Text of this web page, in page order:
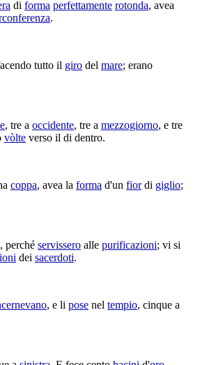
di forma perfettamente rotonda, avea
.
tutto il giro del mare; erano
, tre a occidente, tre a mezzogiorno, e tre
vòlte verso il di dentro.
coppa, avea la forma d'un fiordi giglio;
, perché servissero alle purificazioni; vi si
dei sacerdoti.
, e li pose nel tempio, cinque a